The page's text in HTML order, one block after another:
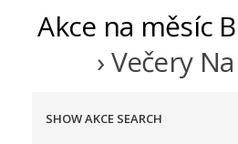
Oddělení pro děti a
Dětský web
Multimediální
Akce na měsíc
› Večery
SHOW AKCE SEARCH